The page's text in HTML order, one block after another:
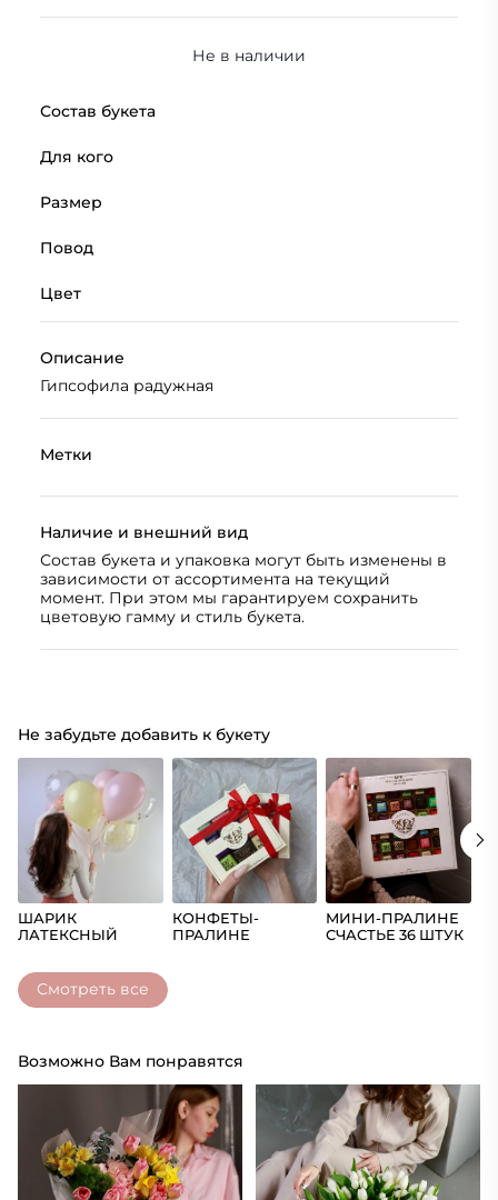
Не в наличии
Состав букета
Для кого
Размер
Повод
Цвет
Описание
Гипсофила радужная
Метки
Наличие и внешний вид
Состав букета и упаковка могут быть изменены в
зависимости от ассортимента на текущий
момент. При этом мы гарантируем сохранить
цветовую гамму и стиль букета.
Не забудьте добавить к букету
ШАРИК
ЛАТЕКСНЫЙ
КОНФЕТЫ-
ПРАЛИНЕ
МИНИ-ПРАЛИНЕ
СЧАСТЬЕ 36 ШТУК
Смотреть все
Возможно Вам понравятся